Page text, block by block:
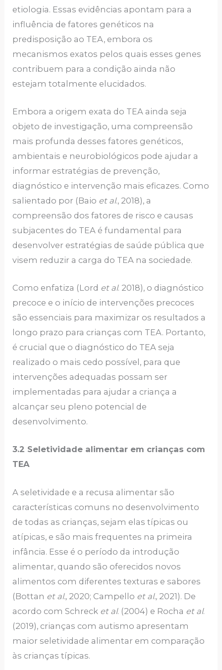
etiologia. Essas evidências apontam para a
influência de fatores genéticos na
predisposição ao TEA, embora os
mecanismos exatos pelos quais esses genes
contribuem para a condição ainda não
estejam totalmente elucidados.
Embora a origem exata do TEA ainda seja
objeto de investigação, uma compreensão
mais profunda desses fatores genéticos,
ambientais e neurobiológicos pode ajudar a
informar estratégias de prevenção,
diagnóstico e intervenção mais eficazes. Como
salientado por (Baio et al., 2018), a
compreensão dos fatores de risco e causas
subjacentes do TEA é fundamental para
desenvolver estratégias de saúde pública que
visem reduzir a carga do TEA na sociedade.
Como enfatiza (Lord et al. 2018), o diagnóstico
precoce e o início de intervenções precoces
são essenciais para maximizar os resultados a
longo prazo para crianças com TEA. Portanto,
é crucial que o diagnóstico do TEA seja
realizado o mais cedo possível, para que
intervenções adequadas possam ser
implementadas para ajudar a criança a
alcançar seu pleno potencial de
desenvolvimento.
3.2 Seletividade alimentar em crianças com
TEA
A seletividade e a recusa alimentar são
características comuns no desenvolvimento
de todas as crianças, sejam elas típicas ou
atípicas, e são mais frequentes na primeira
infância. Esse é o período da introdução
alimentar, quando são oferecidos novos
alimentos com diferentes texturas e sabores
(Bottan et al., 2020; Campello et al., 2021). De
acordo com Schreck et al. (2004) e Rocha et al.
(2019), crianças com autismo apresentam
maior seletividade alimentar em comparação
às crianças típicas.